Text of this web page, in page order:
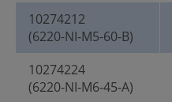
10274212
(6220-NI-M5-60-B)
10274224
(6220-NI-M6-45-A)